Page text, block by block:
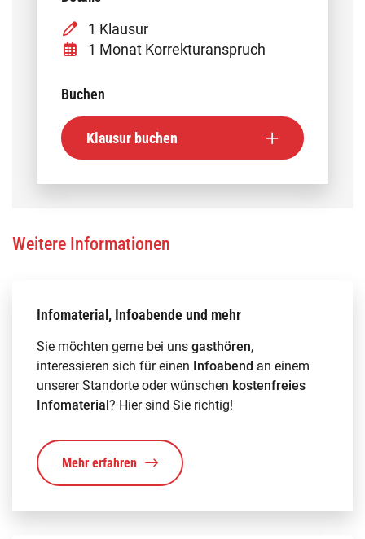
1 Klausur
1 Monat Korrekturanspruch
Buchen
Klausur buchen
Weitere Informationen
Infomaterial, Infoabende und mehr
Sie möchten gerne bei uns gasthören,
interessieren sich für einen Infoabend an einem
unserer Standorte oder wünschen kostenfreies
Infomaterial ? Hier sind Sie richtig!
Mehr erfahren